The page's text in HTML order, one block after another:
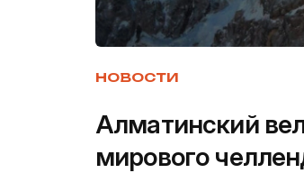
НОВОСТИ
Алматинский
мирового